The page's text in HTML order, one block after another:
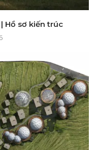
Hồ sơ kiến ​​trúc